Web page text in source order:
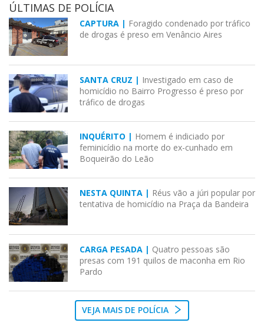
ÚLTIMAS DE POLÍCIA
CAPTURA | Foragido condenado por tráfico
de drogas é preso em Venâncio Aires
SANTA CRUZ | Investigado em caso de
homicídio no Bairro Progresso é preso por
tráfico de drogas
INQUÉRITO | Homem é indiciado por
feminicídio na morte do ex-cunhado em
Boqueirão do Leão
NESTA QUINTA | Réus vão a júri popular por
tentativa de homicídio na Praça da Bandeira
CARGA PESADA | Quatro pessoas são
presas com 191 quilos de maconha em Rio
Pardo
VEJA MAIS DE POLÍCIA